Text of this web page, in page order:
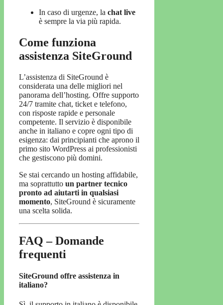
In caso di urgenze, la chat live
è sempre la via più rapida.
Come funziona
assistenza SiteGround
L’assistenza di SiteGround è
considerata una delle migliori nel
panorama dell’hosting. Offre supporto
24/7 tramite chat, ticket e telefono,
con risposte rapide e personale
competente. Il servizio è disponibile
anche in italiano e copre ogni tipo di
esigenza: dai principianti che aprono il
primo sito WordPress ai professionisti
che gestiscono più domini.
Se stai cercando un hosting affidabile,
ma soprattutto un partner tecnico
pronto ad aiutarti in qualsiasi
momento, SiteGround è sicuramente
una scelta solida.
FAQ – Domande
frequenti
SiteGround offre assistenza in
italiano?